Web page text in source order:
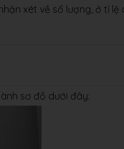
xét về số lượng, ở tỉ lệ
sơ đồ dưới đây: